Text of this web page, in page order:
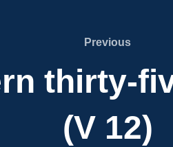
Previous
Previous
thirty-
(V 12)